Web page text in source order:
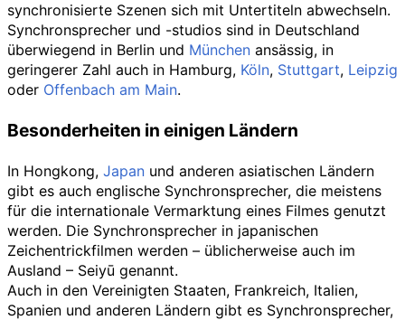
synchronisierte Szenen sich mit Untertiteln abwechseln.
Synchronsprecher und -studios sind in Deutschland
überwiegend in Berlin und München ansässig, in
geringerer Zahl auch in Hamburg, Köln, Stuttgart, Leipzig
oder Offenbach am Main.
Besonderheiten in einigen Ländern
In Hongkong, Japan und anderen asiatischen Ländern
gibt es auch englische Synchronsprecher, die meistens
für die internationale Vermarktung eines Filmes genutzt
werden. Die Synchronsprecher in japanischen
Zeichentrickfilmen werden – üblicherweise auch im
Ausland – Seiyū genannt.
Auch in den Vereinigten Staaten, Frankreich, Italien,
Spanien und anderen Ländern gibt es Synchronsprecher,